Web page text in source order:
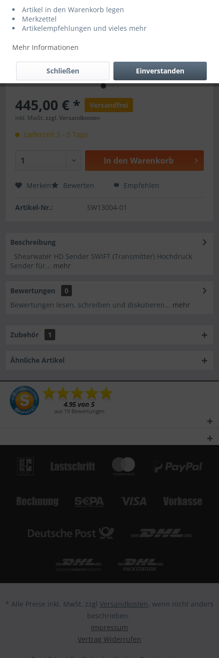
445,00 € * Versandfrei
inkl. MwSt. zzgl. Versandkosten
Lieferzeit 3 - 5 Tage
In den Warenkorb
Merken Bewerten Empfehlen
Artikel-Nr.: SW13004-01
Beschreibung
Shearwater HD Sender SWIFT (Transmitter) Hochdruck
Sender für... mehr
Bewertungen
0
Bewertungen lesen, schreiben und diskutieren... mehr
Zubehör 1
Ähnliche Artikel
* Alle Preise inkl. MwSt. zzgl Versandkosten, wenn nicht anders
beschrieben.
Impressum
Vertrag Widerrufen
Artikel in den Warenkorb legen
Merkzettel
Artikelempfehlungen und vieles mehr
Mehr Informationen
Einverstanden
Schließen